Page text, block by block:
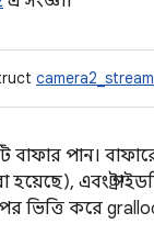
পান।
হয়েছে), এবং
ভিত্তি করে